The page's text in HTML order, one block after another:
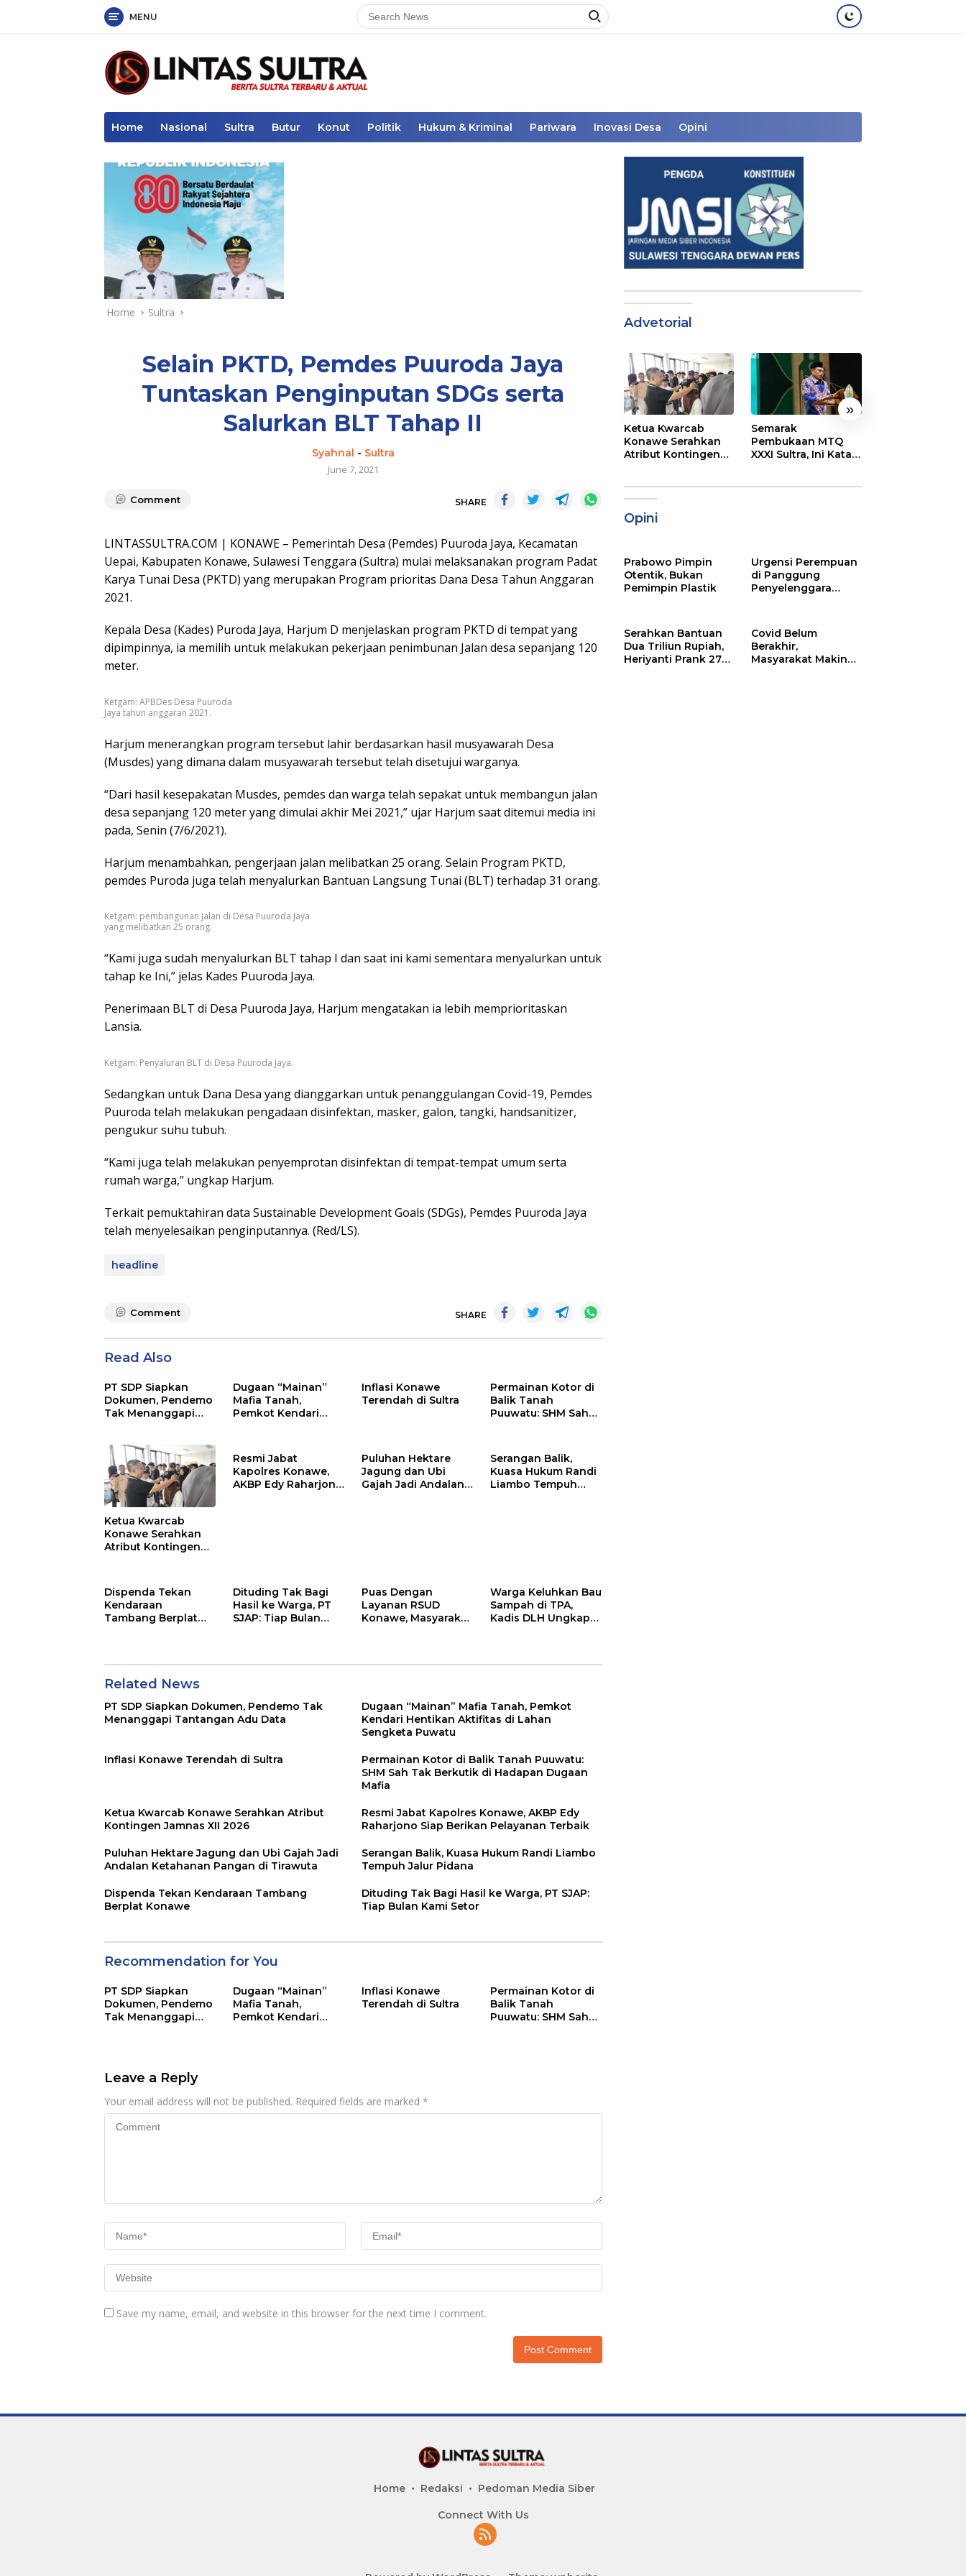
MENU
Home Nasional Sultra Butur Konut Politik Hukum & Kriminal Pariwara Inovasi Desa Opini
Home Sultra
Selain PKTD, Pemdes Puuroda Jaya
Tuntaskan Penginputan SDGs serta
Salurkan BLT Tahap II
Syahnal - Sultra
June 7, 2021
Comment SHARE
LINTASSULTRA.COM | KONAWE – Pemerintah Desa (Pemdes) Puuroda Jaya, Kecamatan
Uepai, Kabupaten Konawe, Sulawesi Tenggara (Sultra) mulai melaksanakan program Padat
Karya Tunai Desa (PKTD) yang merupakan Program prioritas Dana Desa Tahun Anggaran
2021.
Kepala Desa (Kades) Puroda Jaya, Harjum D menjelaskan program PKTD di tempat yang
dipimpinnya, ia memilih untuk melakukan pekerjaan penimbunan Jalan desa sepanjang 120
meter.
Ketgam: APBDes Desa Puuroda
Jaya tahun anggaran 2021.
Harjum menerangkan program tersebut lahir berdasarkan hasil musyawarah Desa
(Musdes) yang dimana dalam musyawarah tersebut telah disetujui warganya.
“Dari hasil kesepakatan Musdes, pemdes dan warga telah sepakat untuk membangun jalan
desa sepanjang 120 meter yang dimulai akhir Mei 2021,” ujar Harjum saat ditemui media ini
pada, Senin (7/6/2021).
Harjum menambahkan, pengerjaan jalan melibatkan 25 orang. Selain Program PKTD,
pemdes Puroda juga telah menyalurkan Bantuan Langsung Tunai (BLT) terhadap 31 orang.
Ketgam: pembangunan Jalan di Desa Puuroda Jaya
yang melibatkan 25 orang.
“Kami juga sudah menyalurkan BLT tahap I dan saat ini kami sementara menyalurkan untuk
tahap ke Ini,” jelas Kades Puuroda Jaya.
Penerimaan BLT di Desa Puuroda Jaya, Harjum mengatakan ia lebih memprioritaskan
Lansia.
Ketgam: Penyaluran BLT di Desa Puuroda Jaya.
Sedangkan untuk Dana Desa yang dianggarkan untuk penanggulangan Covid-19, Pemdes
Puuroda telah melakukan pengadaan disinfektan, masker, galon, tangki, handsanitizer,
pengukur suhu tubuh.
“Kami juga telah melakukan penyemprotan disinfektan di tempat-tempat umum serta
rumah warga,” ungkap Harjum.
Terkait pemuktahiran data Sustainable Development Goals (SDGs), Pemdes Puuroda Jaya
telah menyelesaikan penginputannya. (Red/LS).
headline
Comment SHARE
Read Also
PT SDP Siapkan
Dokumen, Pendemo
Tak Menanggapi
Dugaan “Mainan”
Mafia Tanah,
Pemkot Kendari
Puwatu
Inflasi Konawe
Terendah di Sultra
Permainan Kotor di
Balik Tanah
Puuwatu: SHM Sah
Mafia
Ketua Kwarcab
Konawe Serahkan
Atribut Kontingen
Resmi Jabat
Kapolres Konawe,
AKBP Edy Raharjono
Puluhan Hektare
Jagung dan Ubi
Gajah Jadi Andalan
Serangan Balik,
Kuasa Hukum Randi
Liambo Tempuh
Dispenda Tekan
Kendaraan
Tambang Berplat
Dituding Tak Bagi
Hasil ke Warga, PT
SJAP: Tiap Bulan
Puas Dengan
Layanan RSUD
Konawe, Masyarakat
Warga Keluhkan Bau
Sampah di TPA,
Kadis DLH Ungkap
Related News
PT SDP Siapkan Dokumen, Pendemo Tak
Menanggapi Tantangan Adu Data
Dugaan “Mainan” Mafia Tanah, Pemkot
Kendari Hentikan Aktifitas di Lahan
Sengketa Puwatu
Inflasi Konawe Terendah di Sultra
Permainan Kotor di Balik Tanah Puuwatu:
SHM Sah Tak Berkutik di Hadapan Dugaan
Mafia
Ketua Kwarcab Konawe Serahkan Atribut
Kontingen Jamnas XII 2026
Resmi Jabat Kapolres Konawe, AKBP Edy
Raharjono Siap Berikan Pelayanan Terbaik
Puluhan Hektare Jagung dan Ubi Gajah Jadi
Andalan Ketahanan Pangan di Tirawuta
Serangan Balik, Kuasa Hukum Randi Liambo
Tempuh Jalur Pidana
Dispenda Tekan Kendaraan Tambang
Berplat Konawe
Dituding Tak Bagi Hasil ke Warga, PT SJAP:
Tiap Bulan Kami Setor
Recommendation for You
PT SDP Siapkan
Dokumen, Pendemo
Tak Menanggapi
Dugaan “Mainan”
Mafia Tanah,
Pemkot Kendari
Inflasi Konawe
Terendah di Sultra
Permainan Kotor di
Balik Tanah
Puuwatu: SHM Sah
Leave a Reply
Your email address will not be published. Required fields are marked *
Save my name, email, and website in this browser for the next time I comment.
Advetorial
« »
Ketua Kwarcab
Konawe Serahkan
Atribut Kontingen
Semarak
Pembukaan MTQ
XXXI Sultra, Ini Kata
Opini
Prabowo Pimpin
Otentik, Bukan
Pemimpin Plastik
Urgensi Perempuan
di Panggung
Penyelenggara
Serahkan Bantuan
Dua Triliun Rupiah,
Heriyanti Prank 270
Covid Belum
Berakhir,
Masyarakat Makin
Home Redaksi Pedoman Media Siber
Connect With Us